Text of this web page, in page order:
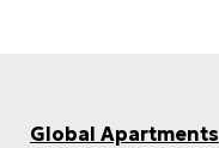
Global Apartments